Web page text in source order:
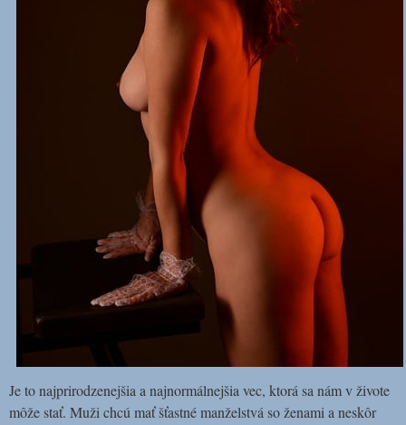
Je to najprirodzenejšia a najnormálnejšia vec, ktorá sa nám v živote
môže stať. Muži chcú mať šťastné manželstvá so ženami a neskôr